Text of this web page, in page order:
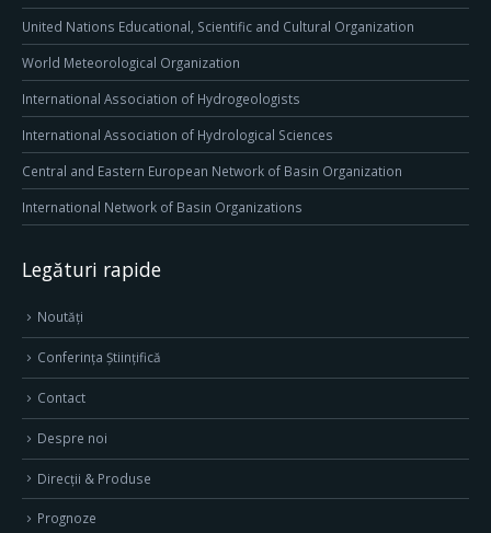
United Nations Educational, Scientific and Cultural Organization
World Meteorological Organization
International Association of Hydrogeologists
International Association of Hydrological Sciences
Central and Eastern European Network of Basin Organization
International Network of Basin Organizations
Legături rapide
Noutăți
Conferința Științifică
Contact
Despre noi
Direcţii & Produse
Prognoze